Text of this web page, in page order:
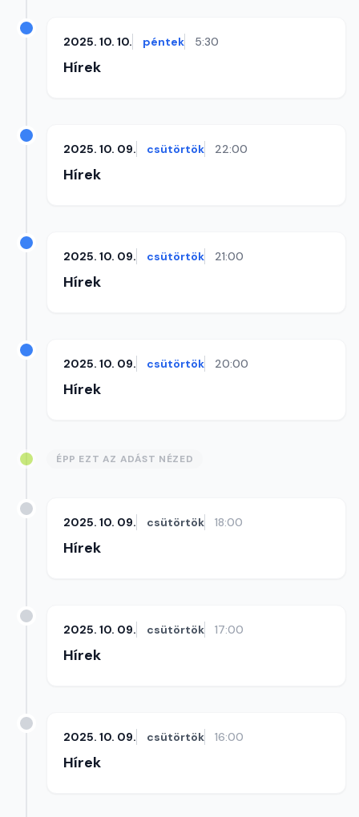
2025. 10. 10. péntek 5:30
Hírek
2025. 10. 09. csütörtök 22:00
Hírek
2025. 10. 09. csütörtök 21:00
Hírek
2025. 10. 09. csütörtök 20:00
Hírek
ÉPP EZT AZ ADÁST NÉZED
2025. 10. 09. csütörtök 18:00
Hírek
2025. 10. 09. csütörtök 17:00
Hírek
2025. 10. 09. csütörtök 16:00
Hírek